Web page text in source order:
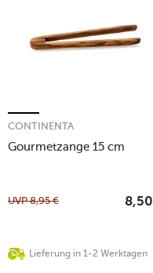
Gourmetzange 15 cm
CONTINENTA
Lieferung in 1-2 Werktagen
UVP8,95 € 8,50